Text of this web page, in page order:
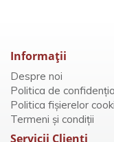
Informaţii
Despre noi
Politica de
Politica fișierelor
Termeni și condiții
Servicii Clienţi